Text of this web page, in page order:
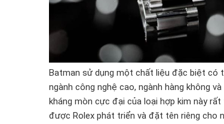
Batman sử dụng một chất liệu đặc biệt có
ngành công nghệ cao, ngành hàng không
kháng mòn cực đại của loại hợp kim này
được Rolex phát triển và đặt tên riêng cho